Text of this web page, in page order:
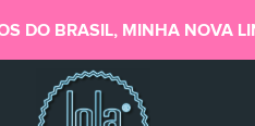
DO BRASIL, MINHA NOVA